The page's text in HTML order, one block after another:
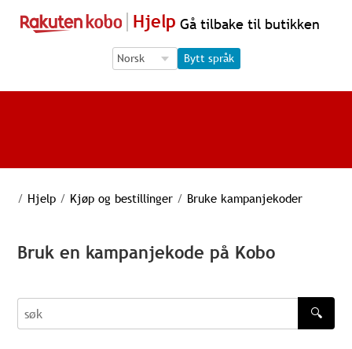
Hjelp Gå tilbake til butikken
Language Selection
Language Selection
Bytt språk
/ Hjelp / Kjøp og bestillinger / Bruke kampanjekoder
Bruk en kampanjekode på Kobo
søk
🔍